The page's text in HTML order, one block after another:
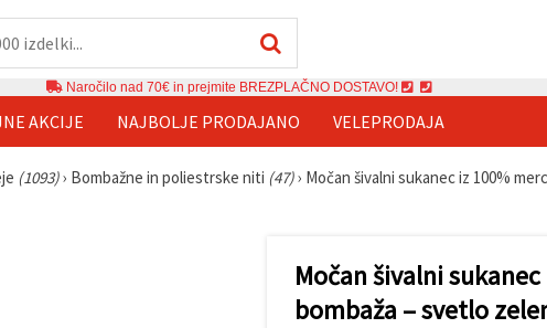
Naročilo nad 70€ in prejmite BREZPLAČNO DOSTAVO!
AKCIJE NAJBOLJE PRODAJANO VELEPRODAJA
(1093)› Bombažne in poliestrske niti (47)› Močan šivalni sukanec iz 100%
Močan šivalni
bombaža – svetlo